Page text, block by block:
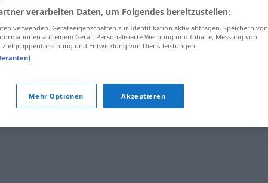
verarbeiten Daten, um Folgendes bereitzustellen:
verwenden. Geräteeigenschaften zur Identifikation aktiv abfragen. Speichern von
auf einem Gerät. Personalisierte Werbung und Inhalte, Messung von
und Entwicklung von Dienstleistungen.
Mehr Optionen Akzeptieren